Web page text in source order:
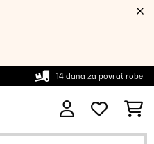
14 dana za povrat robe